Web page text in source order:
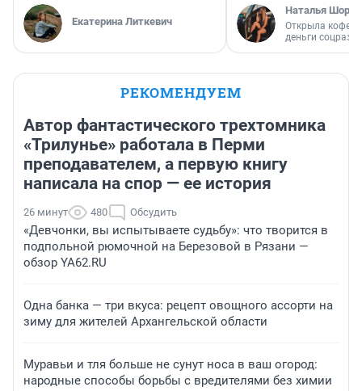
Екатерина Литкевич
Наталья
Открыла
деньги
РЕКОМЕНДУЕМ
Автор фантастического трехтомника
«Трилунье» работала в Перми
преподавателем, а первую книгу
написала на спор — ее история
26 минут 480 Обсудить
«Девчонки, вы испытываете судьбу»: что творится в
подпольной рюмочной на Березовой в Рязани —
обзор YA62.RU
Одна банка — три вкуса: рецепт овощного ассорти на
зиму для жителей Архангельской области
Муравьи и тля больше не сунут носа в ваш огород:
народные способы борьбы с вредителями без химии